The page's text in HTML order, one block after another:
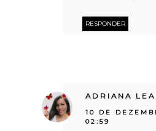
RESPONDER
ADRIANA
10 DE
02:59